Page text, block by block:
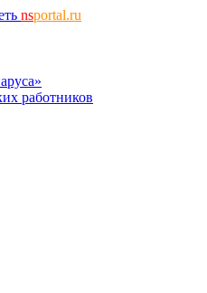
nsportal.ru
работников